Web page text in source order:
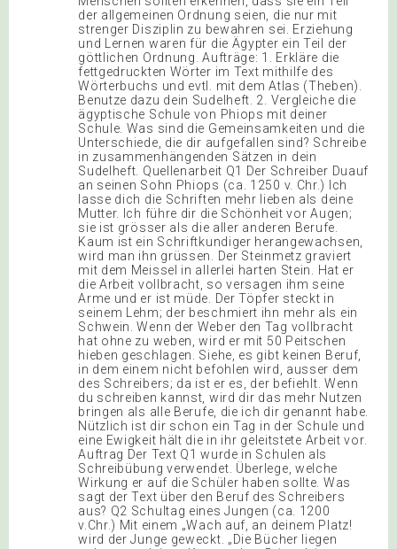
der allgemeinen Ordnung seien, die nur mit
strenger Disziplin zu bewahren sei. Erziehung
und Lernen waren für die Ägypter ein Teil der
göttlichen Ordnung. Aufträge: 1. Erkläre die
fettgedruckten Wörter im Text mithilfe des
Wörterbuchs und evtl. mit dem Atlas (Theben).
Benutze dazu dein Sudelheft. 2. Vergleiche die
ägyptische Schule von Phiops mit deiner
Schule. Was sind die Gemeinsamkeiten und die
Unterschiede, die dir aufgefallen sind? Schreibe
in zusammenhängenden Sätzen in dein
Sudelheft. Quellenarbeit Q1 Der Schreiber Duauf
an seinen Sohn Phiops (ca. 1250 v. Chr.) Ich
lasse dich die Schriften mehr lieben als deine
Mutter. Ich führe dir die Schönheit vor Augen;
sie ist grösser als die aller anderen Berufe.
Kaum ist ein Schriftkundiger herangewachsen,
wird man ihn grüssen. Der Steinmetz graviert
mit dem Meissel in allerlei harten Stein. Hat er
die Arbeit vollbracht, so versagen ihm seine
Arme und er ist müde. Der Töpfer steckt in
seinem Lehm; der beschmiert ihn mehr als ein
Schwein. Wenn der Weber den Tag vollbracht
hat ohne zu weben, wird er mit 50 Peitschen
hieben geschlagen. Siehe, es gibt keinen Beruf,
in dem einem nicht befohlen wird, ausser dem
des Schreibers; da ist er es, der befiehlt. Wenn
du schreiben kannst, wird dir das mehr Nutzen
bringen als alle Berufe, die ich dir genannt habe.
Nützlich ist dir schon ein Tag in der Schule und
eine Ewigkeit hält die in ihr geleitstete Arbeit vor.
Auftrag Der Text Q1 wurde in Schulen als
Schreibübung verwendet. Überlege, welche
Wirkung er auf die Schüler haben sollte. Was
sagt der Text über den Beruf des Schreibers
aus? Q2 Schultag eines Jungen (ca. 1200
v.Chr.) Mit einem „Wach auf, an deinem Platz!
wird der Junge geweckt. „Die Bücher liegen